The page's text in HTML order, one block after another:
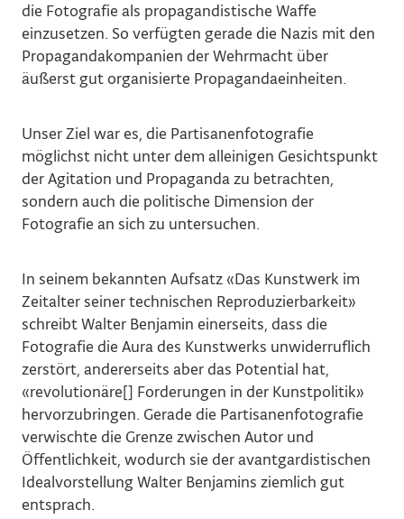
die Fotografie als propagandistische Waffe
einzusetzen. So verfügten gerade die Nazis mit den
Propagandakompanien der Wehrmacht über
äußerst gut organisierte Propagandaeinheiten.
Unser Ziel war es, die Partisanenfotografie
möglichst nicht unter dem alleinigen Gesichtspunkt
der Agitation und Propaganda zu betrachten,
sondern auch die politische Dimension der
Fotografie an sich zu untersuchen.
In seinem bekannten Aufsatz «Das Kunstwerk im
Zeitalter seiner technischen Reproduzierbarkeit»
schreibt Walter Benjamin einerseits, dass die
Fotografie die Aura des Kunstwerks unwiderruflich
zerstört, andererseits aber das Potential hat,
«revolutionäre[] Forderungen in der Kunstpolitik»
hervorzubringen. Gerade die Partisanenfotografie
verwischte die Grenze zwischen Autor und
Öffentlichkeit, wodurch sie der avantgardistischen
Idealvorstellung Walter Benjamins ziemlich gut
entsprach.